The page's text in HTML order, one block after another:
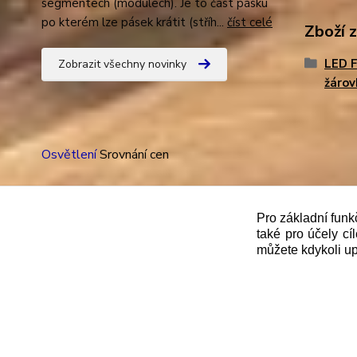
segmentech (modulech). Je to část pásku
po kterém lze pásek krátit (stříh... číst celé
Zobrazit všechny novinky
OsvětleníSrovnání cen
Zboží
LED
zákona č. 112/mmmmm2016 Sb. o
správce daně online; v případě technického
Pro základní
také pro účely
můžete kdykoli